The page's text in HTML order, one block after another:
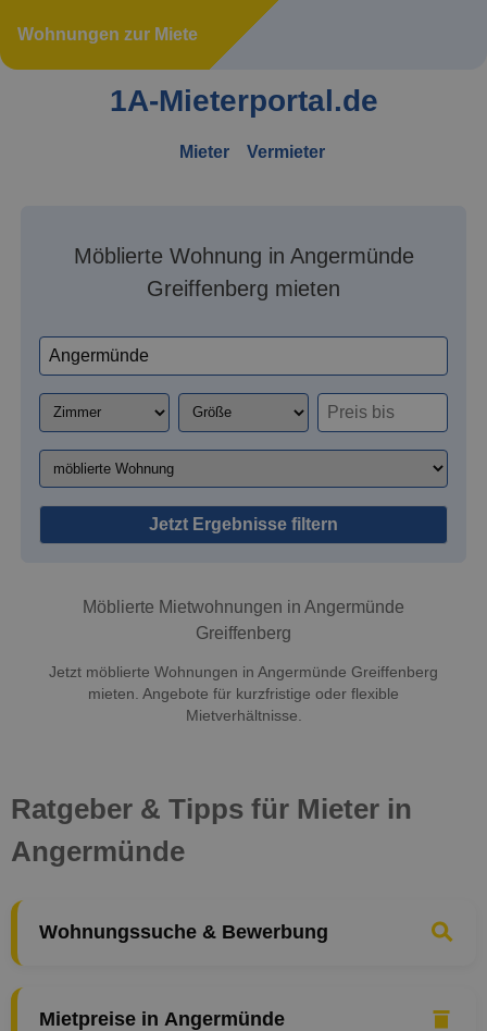
Wohnungen zur Miete
1A-Mieterportal.de
Mieter Vermieter
Möblierte Wohnung in Angermünde
Greiffenberg mieten
Jetzt Ergebnisse filtern
Möblierte Mietwohnungen in Angermünde
Greiffenberg
Jetzt möblierte Wohnungen in Angermünde Greiffenberg
mieten. Angebote für kurzfristige oder flexible
Mietverhältnisse.
Ratgeber & Tipps für Mieter in
Angermünde
Wohnungssuche & Bewerbung
Mietpreise in Angermünde